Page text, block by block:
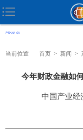
当前位置 首页 > 新闻 >
今年财政金融如
中国产业